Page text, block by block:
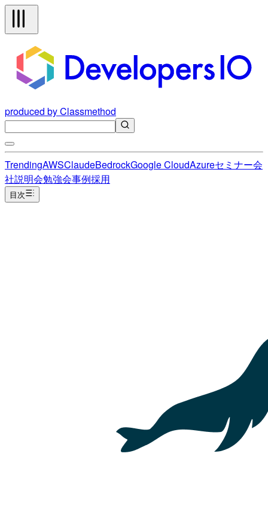
produced by Classmethod
TrendingAWSClaudeBedrockGoogle CloudAzureセミナー会
社説明会勉強会事例採用
目次